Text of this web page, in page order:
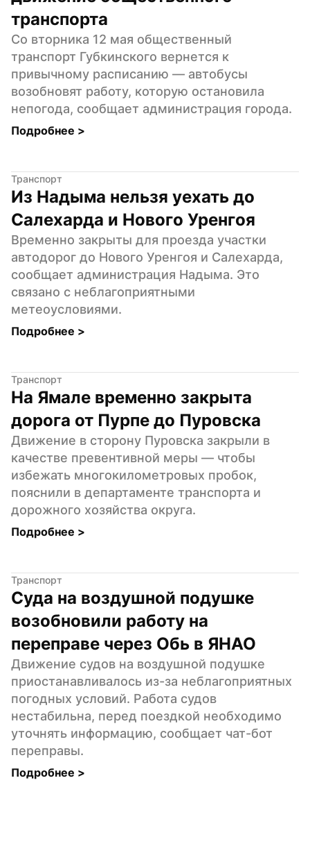
транспорта
Со вторника 12 мая общественный
транспорт Губкинского вернется к
привычному расписанию — автобусы
возобновят работу, которую остановила
непогода, сообщает администрация города.
Подробнее >
Транспорт
Из Надыма нельзя уехать до
Салехарда и Нового Уренгоя
Временно закрыты для проезда участки
автодорог до Нового Уренгоя и Салехарда,
сообщает администрация Надыма. Это
связано с неблагоприятными
метеоусловиями.
Подробнее >
Транспорт
На Ямале временно закрыта
дорога от Пурпе до Пуровска
Движение в сторону Пуровска закрыли в
качестве превентивной меры — чтобы
избежать многокилометровых пробок,
пояснили в департаменте транспорта и
дорожного хозяйства округа.
Подробнее >
Транспорт
Суда на воздушной подушке
возобновили работу на
переправе через Обь в ЯНАО
Движение судов на воздушной подушке
приостанавливалось из-за неблагоприятных
погодных условий. Работа судов
нестабильна, перед поездкой необходимо
уточнять информацию, сообщает чат-бот
переправы.
Подробнее >